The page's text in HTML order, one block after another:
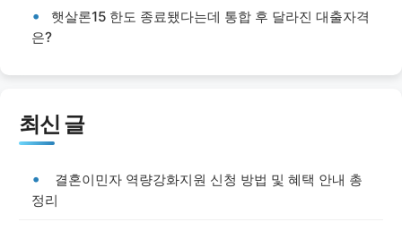
햇살론15 한도 종료됐다는데 통합 후 달라진 대출자격
은?
최신 글
결혼이민자 역량강화지원 신청 방법 및 혜택 안내 총
정리